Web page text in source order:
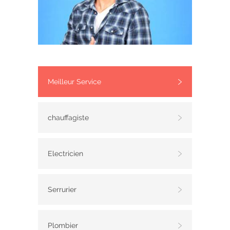
Meilleur Service
chauffagiste
Electricien
Serrurier
Plombier